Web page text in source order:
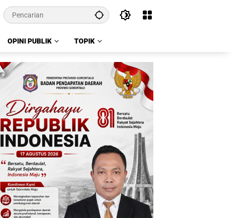
OPINI PUBLIK TOPIK